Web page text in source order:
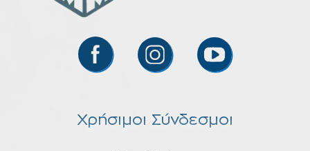
Χρήσιμοι Σύνδεσμοι